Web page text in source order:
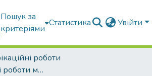
Пошук за
критеріями
Статистика Увійти
роботи
Кваліфікаційні роботи магістрів